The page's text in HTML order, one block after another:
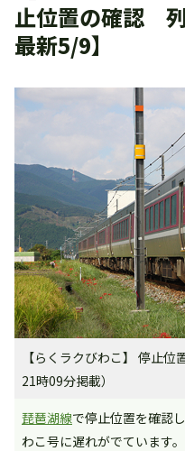
止位置の確認
最新5/9】
【らくラクびわこ】 停止
21時09分掲載）
琵琶湖線で停止位置を確認
わこ号に遅れがでています。